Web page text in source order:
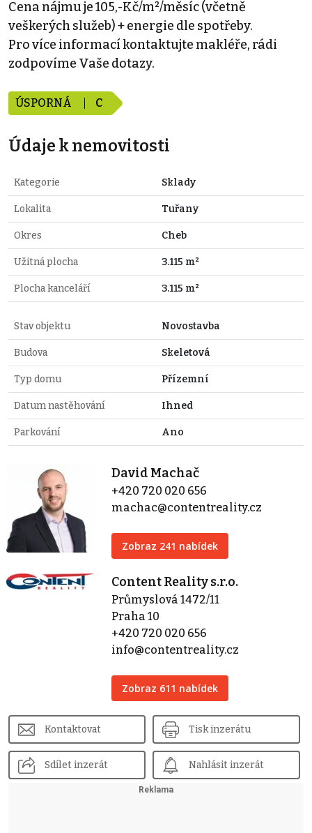
Cena nájmu je 105,-Kč/m²/měsíc (včetně
veškerých služeb) + energie dle spotřeby.
Pro více informací kontaktujte makléře, rádi
zodpovíme Vaše dotazy.
ÚSPORNÁ C
Údaje k nemovitosti
Kategorie Sklady
Lokalita Tuřany
Okres Cheb
Užitná plocha 3.115 m²
Plocha kanceláří 3.115 m²
Stav objektu Novostavba
Budova Skeletová
Typ domu Přízemní
Datum nastěhování Ihned
Parkování Ano
David Machač
+420 720 020 656
machac@contentreality.cz
Zobraz 241 nabídek
Content Reality s.r.o.
Průmyslová 1472/11
Praha 10
+420 720 020 656
info@contentreality.cz
Zobraz 611 nabídek
Kontaktovat Tisk inzerátu
Sdílet inzerát Nahlásit inzerát